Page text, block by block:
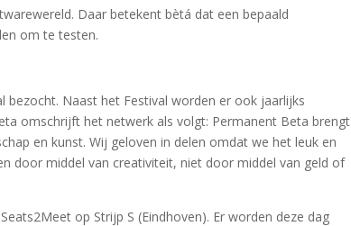
Daar betekent bètá dat een bepaald
om te testen.
Naast het Festival worden er ook jaarlijks
omschrijft het netwerk als volgt: Permanent Beta brengt
en kunst. Wij geloven in delen omdat we het leuk en
door middel van creativiteit, niet door middel van geld of
op Strijp S (Eindhoven). Er worden deze dag